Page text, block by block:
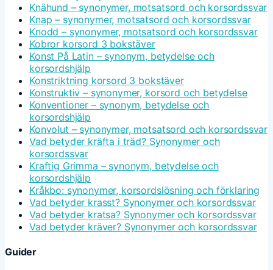
Knähund – synonymer, motsatsord och korsordssvar
Knap – synonymer, motsatsord och korsordssvar
Knodd – synonymer, motsatsord och korsordssvar
Kobror korsord 3 bokstäver
Konst På Latin – synonym, betydelse och
korsordshjälp
Konstriktning korsord 3 bokstäver
Konstruktiv – synonymer, korsord och betydelse
Konventioner – synonym, betydelse och
korsordshjälp
Konvolut – synonymer, motsatsord och korsordssvar
Vad betyder kräfta i träd? Synonymer och
korsordssvar
Kraftig Grimma – synonym, betydelse och
korsordshjälp
Kråkbo: synonymer, korsordslösning och förklaring
Vad betyder krasst? Synonymer och korsordssvar
Vad betyder kratsa? Synonymer och korsordssvar
Vad betyder kräver? Synonymer och korsordssvar
Guider